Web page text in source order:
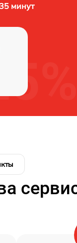
минут